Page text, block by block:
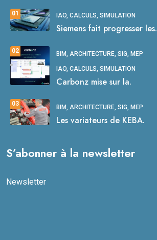
01 IAO, CALCULS, SIMULATION
Siemens fait progresser les.
02 BIM, ARCHITECTURE, SIG, MEP
IAO, CALCULS, SIMULATION
Carbonz mise sur la.
03 BIM, ARCHITECTURE, SIG, MEP
Les variateurs de KEBA.
S’abonner à la newsletter
Newsletter